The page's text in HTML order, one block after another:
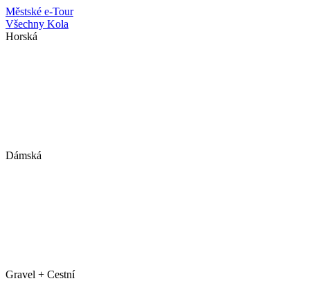
Městské e-Tour
Všechny Kola
Horská
Dámská
Gravel + Cestní